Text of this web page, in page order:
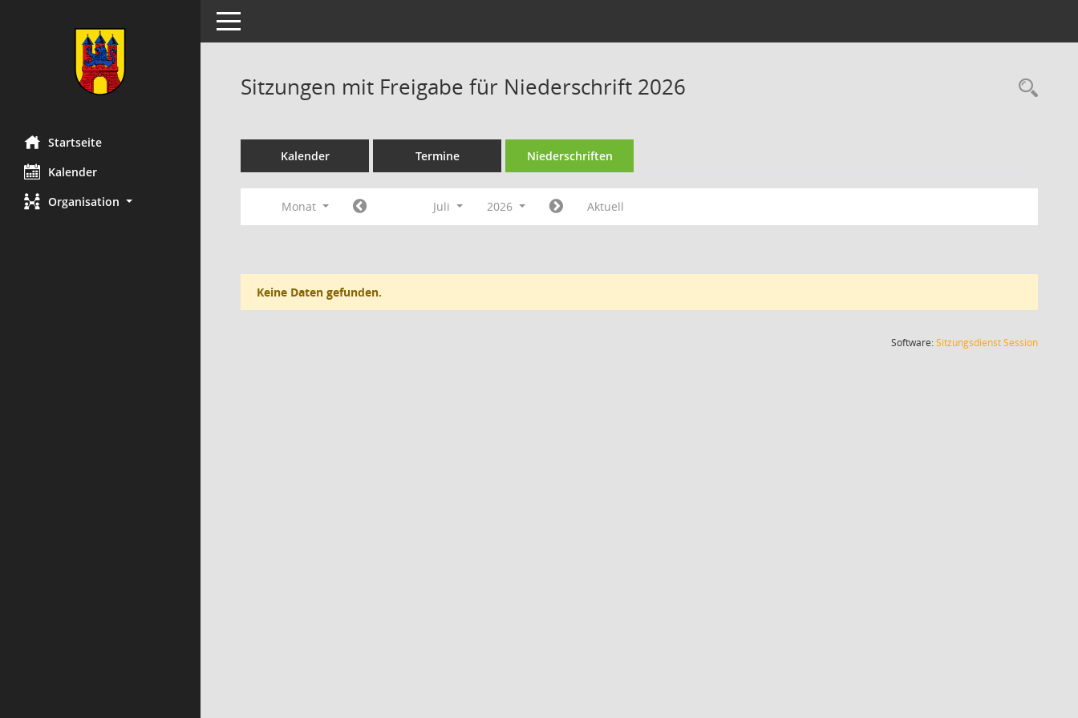
Startseite
Kalender
Organisation
Toggle navigation
Sitzungen mit Freigabe für Niederschrift 2026
Kalender Termine Niederschriften
Monat Juli 2026 Aktuell
Keine Daten gefunden.
Software:SitzungsdienstSession(Wird in